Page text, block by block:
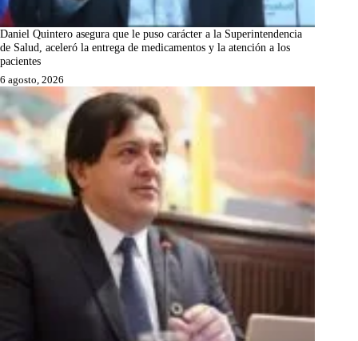
Daniel Quintero asegura que le puso carácter a la Superintendencia
de Salud, aceleró la entrega de medicamentos y la atención a los
pacientes
6 agosto, 2026